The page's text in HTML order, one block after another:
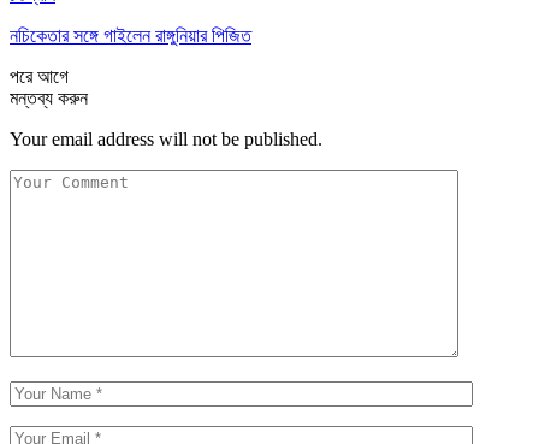
নচিকেতার সঙ্গে গাইলেন রাঙ্গুনিয়ার পিজিত
পরেআগে
মন্তব্য করুন
Your email address will not be published.